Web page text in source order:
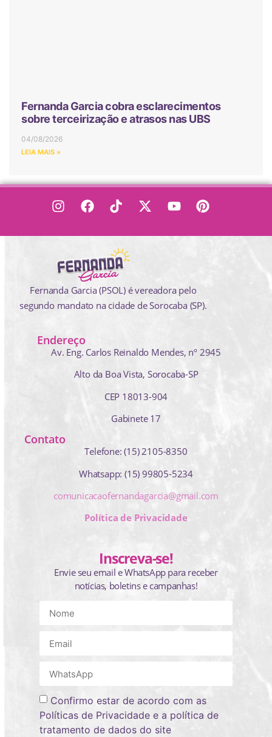
Fernanda Garcia cobra esclarecimentos
sobre terceirização e atrasos nas UBS
04/08/2026
LEIA MAIS »
Fernanda Garcia (PSOL) é vereadora pelo
segundo mandato na cidade de Sorocaba (SP).
Endereço
Av. Eng. Carlos Reinaldo Mendes, nº 2945
Alto da Boa Vista, Sorocaba-SP
CEP 18013-904
Gabinete 17
Contato
Telefone: (15) 2105-8350
Whatsapp: (15) 99805-5234
comunicacaofernandagarcia@gmail.com
Política de Privacidade
Inscreva-se!
Envie seu email e WhatsApp para receber
notícias, boletins e campanhas!
Confirmo estar de acordo com as
Políticas de Privacidade e a política de
tratamento de dados do site